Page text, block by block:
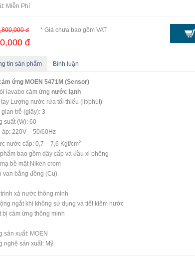
Miễn Phí
đ * Giá chưa bao gồm VAT
đ
tin sản phẩm Bình luận
ứng MOEN 5471M (Sensor)
lavabo cảm ứng nước lạnh
tay Lượng nước rửa tối thiểu (lít/phút)
trễ (giây): 3
suất (W): 60
220V – 50/60Hz
nước cấp: 0,7 – 7,6 Kgf/cm2
bao gồm dây cấp và đầu xi phông
bề mặt Niken crom
van bằng đồng (Cu)
xả nước thông minh
ngắt khi không sử dụng và tiết kiệm nước
bị cảm ứng thông minh
sản xuất: MOEN
nghệ sản xuất: Mỹ